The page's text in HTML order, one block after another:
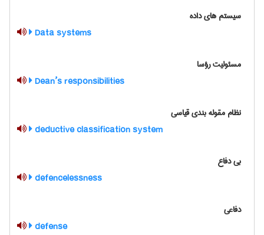
سیستم های داده
Data systems
مسئوليت رؤسا
Dean’s responsibilities
نظام مقوله بندی قیاسی
deductive classification system
بی دفاع
defencelessness
دفاعی
defense